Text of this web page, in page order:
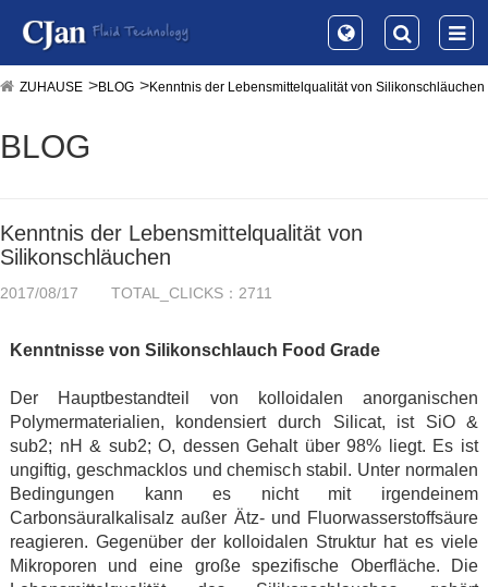
ZUHAUSE BLOG Kenntnis der Lebensmittelqualität von Silikonschläuchen
BLOG
Kenntnis der Lebensmittelqualität von
Silikonschläuchen
2017/08/17 TOTAL_CLICKS：2711
Kenntnisse von Silikonschlauch Food Grade
Der Hauptbestandteil von kolloidalen anorganischen
Polymermaterialien, kondensiert durch Silicat, ist SiO &
sub2; nH & sub2; O, dessen Gehalt über 98% liegt. Es ist
ungiftig, geschmacklos und chemisch stabil. Unter normalen
Bedingungen kann es nicht mit irgendeinem
Carbonsäuralkalisalz außer Ätz- und Fluorwasserstoffsäure
reagieren. Gegenüber der kolloidalen Struktur hat es viele
Mikroporen und eine große spezifische Oberfläche. Die